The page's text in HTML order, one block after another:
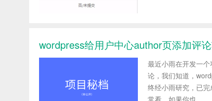
wordpress给用户中心author页添加评
最近小雨在开发一
论，我们知道，
终经小雨研究，已